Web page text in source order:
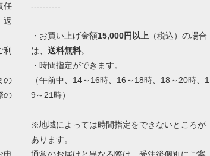
任
返
の
の
----------
・お買い上げ金額15,000円以上 （税込）の場合
は、送料無料。
・時間指定ができます。
（午前中、14～16時、16～18時、18～20時、1
9～21時）
※地域によっては時間指定をできないところが
あります。